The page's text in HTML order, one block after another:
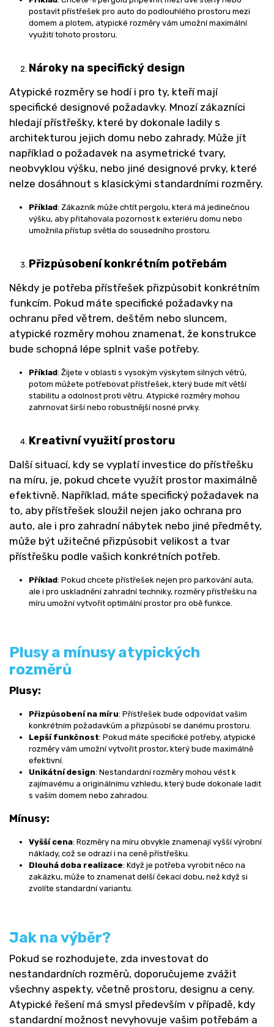
postavit přístřešek pro auto do podlouhlého prostoru mezi
domem a plotem, atypické rozměry vám umožní maximální
využití tohoto prostoru.
Nároky na specifický design
Atypické rozměry se hodí i pro ty, kteří mají
specifické designové požadavky. Mnozí zákazníci
hledají přístřešky, které by dokonale ladily s
architekturou jejich domu nebo zahrady. Může jít
například o požadavek na asymetrické tvary,
neobvyklou výšku, nebo jiné designové prvky, které
nelze dosáhnout s klasickými standardními rozměry.
Příklad: Zákazník může chtít pergolu, která má jedinečnou
výšku, aby přitahovala pozornost k exteriéru domu nebo
umožnila přístup světla do sousedního prostoru.
Přizpůsobení konkrétním potřebám
Někdy je potřeba přístřešek přizpůsobit konkrétním
funkcím. Pokud máte specifické požadavky na
ochranu před větrem, deštěm nebo sluncem,
atypické rozměry mohou znamenat, že konstrukce
bude schopná lépe splnit vaše potřeby.
Příklad: Žijete v oblasti s vysokým výskytem silných větrů,
potom můžete potřebovat přístřešek, který bude mít větší
stabilitu a odolnost proti větru. Atypické rozměry mohou
zahrnovat širší nebo robustnější nosné prvky.
Kreativní využití prostoru
Další situací, kdy se vyplatí investice do přístřešku
na míru, je, pokud chcete využít prostor maximálně
efektivně. Například, máte specifický požadavek na
to, aby přístřešek sloužil nejen jako ochrana pro
auto, ale i pro zahradní nábytek nebo jiné předměty,
může být užitečné přizpůsobit velikost a tvar
přístřešku podle vašich konkrétních potřeb.
Příklad: Pokud chcete přístřešek nejen pro parkování auta,
ale i pro uskladnění zahradní techniky, rozměry přístřešku na
míru umožní vytvořit optimální prostor pro obě funkce.
Plusy a mínusy atypických
rozměrů
Plusy:
Přizpůsobení na míru: Přístřešek bude odpovídat vašim
konkrétním požadavkům a přizpůsobí se danému prostoru.
Lepší funkčnost: Pokud máte specifické potřeby, atypické
rozměry vám umožní vytvořit prostor, který bude maximálně
efektivní.
Unikátní design: Nestandardní rozměry mohou vést k
zajímavému a originálnímu vzhledu, který bude dokonale ladit
s vaším domem nebo zahradou.
Mínusy:
Vyšší cena: Rozměry na míru obvykle znamenají vyšší výrobní
náklady, což se odrazí i na ceně přístřešku.
Dlouhá doba realizace: Když je potřeba vyrobit něco na
zakázku, může to znamenat delší čekací dobu, než když si
zvolíte standardní variantu.
Jak na výběr?
Pokud se rozhodujete, zda investovat do
nestandardních rozměrů, doporučujeme zvážit
všechny aspekty, včetně prostoru, designu a ceny.
Atypické řešení má smysl především v případě, kdy
standardní možnost nevyhovuje vašim potřebám a